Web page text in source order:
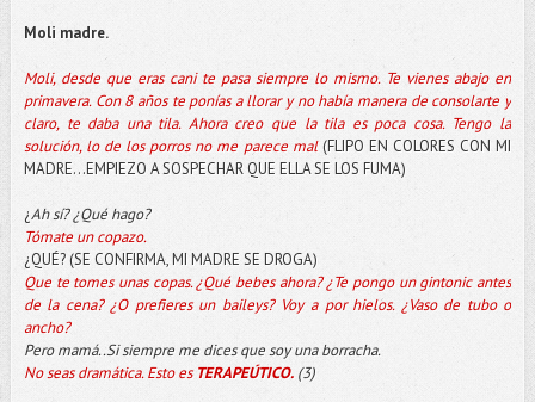
Moli madre.
Moli, desde que eras cani te pasa siempre lo mismo. Te vienes abajo en
primavera. Con 8 años te ponías a llorar y no había manera de consolarte y
claro, te daba una tila. Ahora creo que la tila es poca cosa. Tengo la
solución, lo de los porros no me parece mal(FLIPO EN COLORES CON MI
MADRE...EMPIEZO A SOSPECHAR QUE ELLA SE LOS FUMA)
¿Ah sí? ¿Qué hago?
Tómate un copazo.
¿QUÉ? (SE CONFIRMA, MI MADRE SE DROGA)
Que te tomes unas copas. ¿Qué bebes ahora? ¿Te pongo un gintonic antes
de la cena? ¿O prefieres un baileys? Voy a por hielos. ¿Vaso de tubo o
ancho?
Pero mamá..Si siempre me dices que soy una borracha.
No seas dramática. Esto esTERAPEÚTICO.(3)